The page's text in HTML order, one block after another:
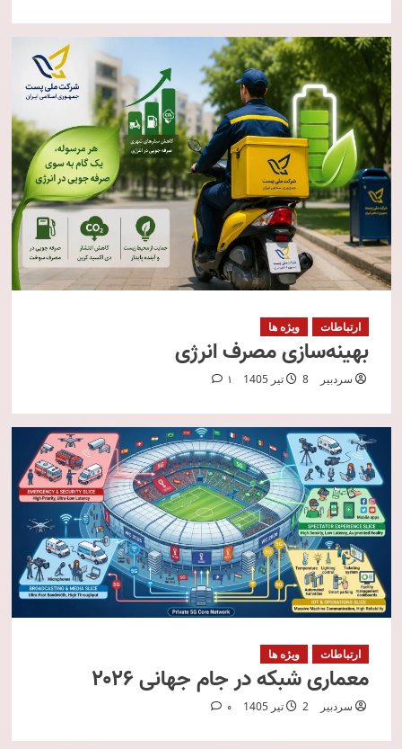
ارتباطات ویژه ها
بهینه‌سازی مصرف انرژی
سردبیر 8 تیر 1405 1
ارتباطات ویژه ها
معماری شبکه در جام جهانی ۲۰۲۶
سردبیر 2 تیر 1405 0